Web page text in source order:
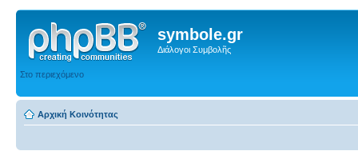
symbole.gr
Διάλογοι Συμβολῆς
Στο περιεχόμενο
Αρχική Κοινότητας